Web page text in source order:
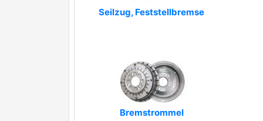
JURID premium Marke
MINTEX
MOTAQUIP
Seilzug, Feststellbremse
Bremstrommel